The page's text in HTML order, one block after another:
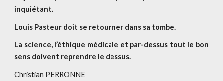
inquiétant.
Louis Pasteur doit se retourner dans sa tombe.
La science, l’éthique médicale et par-dessus tout le bon
sens doivent reprendre le dessus.
Christian PERRONNE